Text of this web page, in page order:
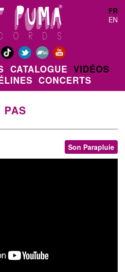
FR
EN
CATALOGUE VIDÉOS
CONCERTS
PAS
Son Parapluie